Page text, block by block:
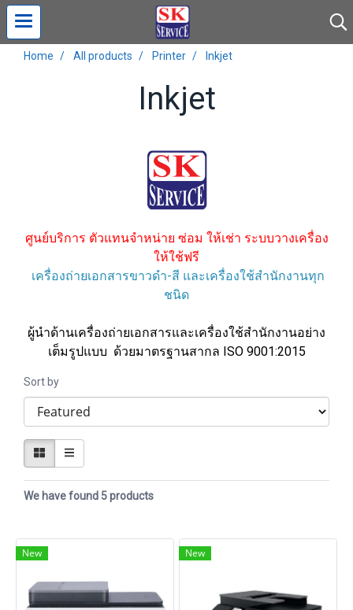
Home All products Printer Inkjet
Inkjet
ศูนย์บริการ ตัวแทนจำหน่าย ซ่อม ให้เช่า ระบบวางเครื่อง
ให้ใช้ฟรี
เครื่องถ่ายเอกสารขาวดำ-สี และเครื่องใช้สำนักงานทุก
ชนิด
ผู้นำด้านเครื่องถ่ายเอกสารและเครื่องใช้สำนักงานอย่าง
เต็มรูปแบบ ด้วยมาตรฐานสากล ISO 9001:2015
Sort by
We have found 5 products
New New